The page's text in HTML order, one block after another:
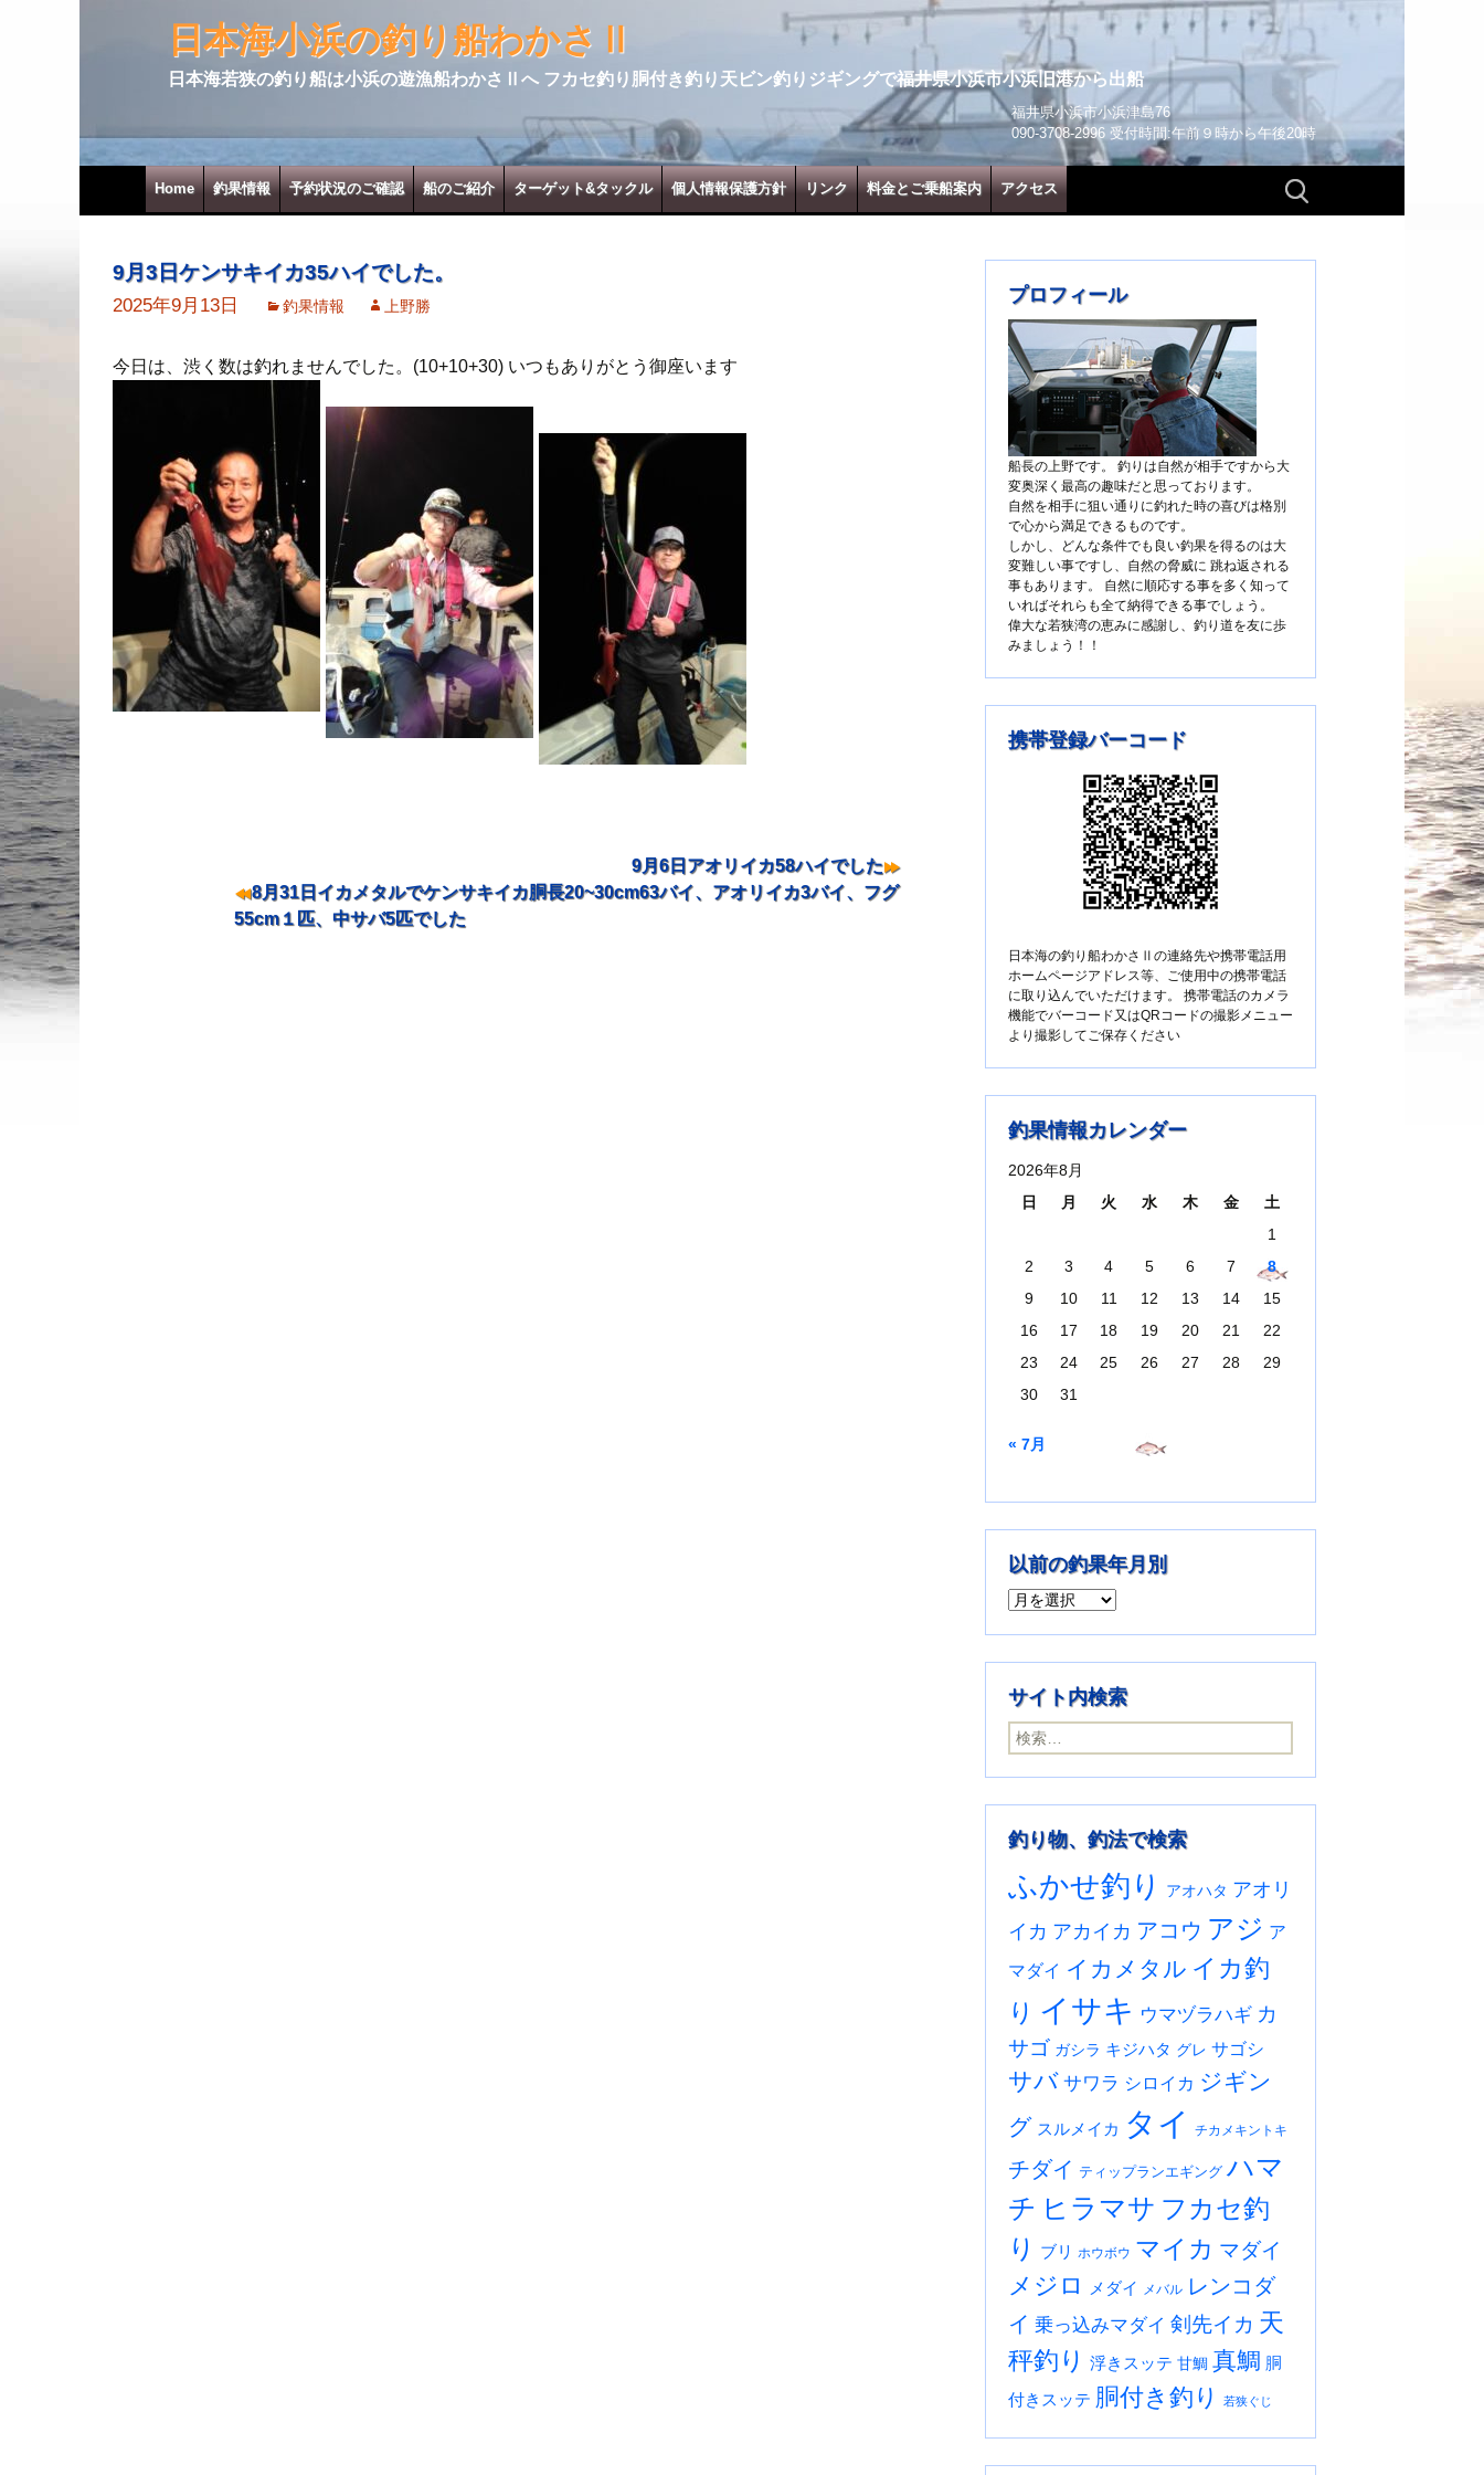
日本海小浜の釣り船わかさⅡ
日本海若狭の釣り船は小浜の遊漁船わかさⅡへ フカセ釣り胴付き釣り天ビン釣りジギングで福井県小浜市小浜旧港から出船
福井県小浜市小浜津島76
090-3708-2996 受付時間:午前９時から午後20時
コンテンツへ移動
Home 釣果情報 予約状況のご確認 船のご紹介 ターゲット&タックル 個人情報保護方針 リンク 料金とご乗船案内 アクセス
検
9月3日ケンサキイカ35ハイでした。
2025年9月13日 釣果情報 上野勝
今日は、渋く数は釣れませんでした。(10+10+30) いつもありがとう御座います
投稿ナビゲーション
9月6日アオリイカ58ハイでした
8月31日イカメタルでケンサキイカ胴長20~30cm63バイ、アオリイカ3バイ、フグ
55cm１匹、中サバ5匹でした
プロフィール
船長の上野です。 釣りは自然が相手ですから大
変奥深く最高の趣味だと思っております。
自然を相手に狙い通りに釣れた時の喜びは格別
で心から満足できるものです。
しかし、どんな条件でも良い釣果を得るのは大
変難しい事ですし、自然の脅威に 跳ね返される
事もあります。 自然に順応する事を多く知って
いればそれらも全て納得できる事でしょう。
偉大な若狭湾の恵みに感謝し、釣り道を友に歩
みましょう！！
携帯登録バーコード
日本海の釣り船わかさⅡの連絡先や携帯電話用
ホームページアドレス等、ご使用中の携帯電話
に取り込んでいただけます。 携帯電話のカメラ
機能でバーコード又はQRコードの撮影メニュー
より撮影してご保存ください
釣果情報カレンダー
2026年8月
日
月 火 水 木 金
土
1
2
3 4 5 6 7
8
9
10 11 12 13 14
15
16
17 18 19 20 21
22
23
24 25 26 27 28
29
30
31
« 7月
以前の釣果年月別
以前の釣果年月別
サイト内検索
検索:
釣り物、釣法で検索
ふかせ釣り アオハタ アオリ
イカ アカイカ アコウ アジ ア
マダイ イカメタル イカ釣
り イサキ ウマヅラハギ カ
サゴ ガシラ キジハタ グレ サゴシ
サバ サワラ シロイカ ジギン
グ スルメイカ タイ チカメキントキ
チダイ ティップランエギング ハマ
チ ヒラマサ フカセ釣
り
ブリ ホウボウ マイカ マダイ
メジロ メダイ メバル レンコダ
イ 乗っ込みマダイ 剣先イカ 天
秤釣り 浮きスッテ 甘鯛 真鯛 胴
付きスッテ 胴付き釣り 若狭ぐじ